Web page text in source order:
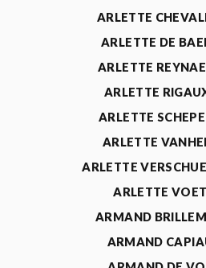
ARLETTE
ARLETTE DE
ARLETTE
ARLETTE
ARLETTE
ARLETTE
ARLETTE
ARLETTE
ARMAND
ARMAND